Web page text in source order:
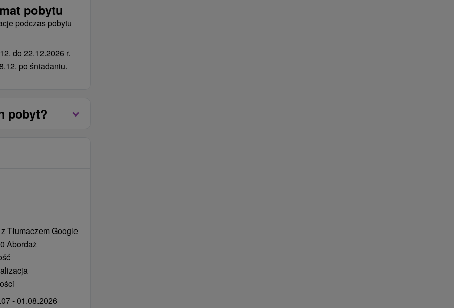
pokoje z balkonem,
cennikiem
r.
pobytu
podczas pobytu
do 22.12.2026 r.
po śniadaniu.
pobyt?
Tłumaczem Google
Abordaż
- 01.08.2026